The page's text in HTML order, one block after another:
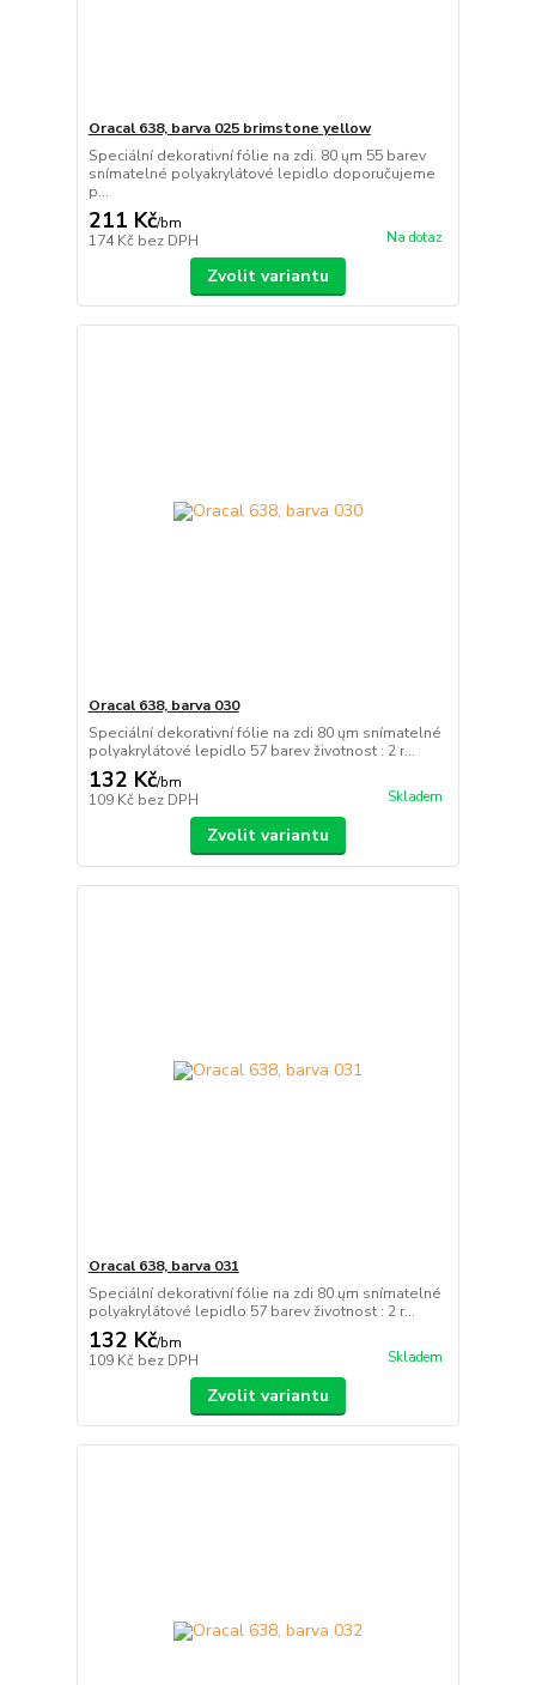
Oracal 638, barva 025 brimstone yellow
Speciální dekorativní fólie na zdi. 80 ųm 55 barev
snímatelné polyakrylátové lepidlo doporučujeme
p...
211 Kč/bm
174 Kč bez DPH Na dotaz
Zvolit variantu
Oracal 638, barva 030
Speciální dekorativní fólie na zdi 80 ųm snímatelné
polyakrylátové lepidlo 57 barev životnost : 2 r...
132 Kč/bm
109 Kč bez DPH Skladem
Zvolit variantu
Oracal 638, barva 031
Speciální dekorativní fólie na zdi 80 ųm snímatelné
polyakrylátové lepidlo 57 barev životnost : 2 r...
132 Kč/bm
109 Kč bez DPH Skladem
Zvolit variantu